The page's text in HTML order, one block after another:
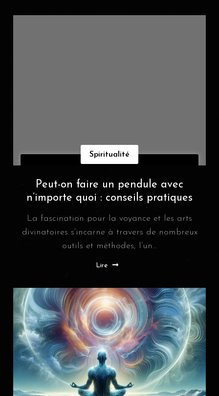
Spiritualité
Peut-on faire un pendule avec
n’importe quoi : conseils pratiques
La fascination pour la voyance et les arts
divinatoires s’incarne à travers de nombreux
outils et méthodes, l’un...
Lire